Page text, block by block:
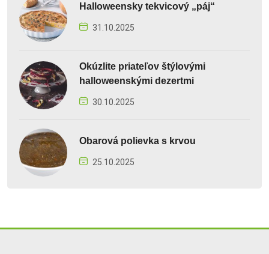
Halloweensky tekvicový „páj“
31.10.2025
Okúzlite priateľov štýlovými
halloweenskými dezertmi
30.10.2025
Obarová polievka s krvou
25.10.2025